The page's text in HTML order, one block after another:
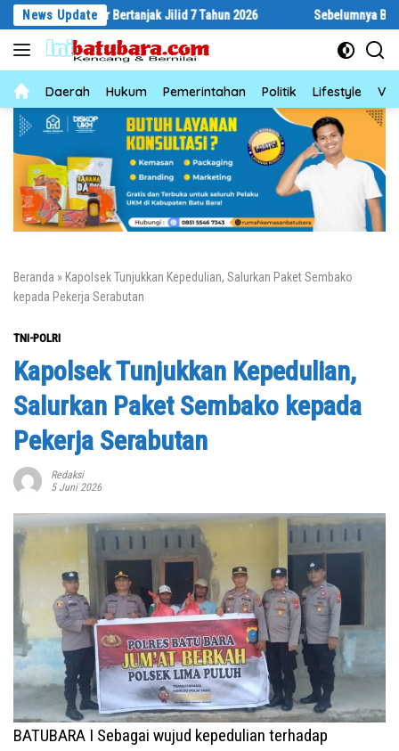
Langsung
konten
News Update
Gebyar Bertanjak Jilid 7 Tahun 2026 Sebelumnya Berlantaikan
NewsDaerah Hukum Pemerintahan Politik Lifestyle
Beranda » Kapolsek Tunjukkan Kepedulian, Salurkan Paket Sembako
kepada Pekerja Serabutan
TNI-POLRI
Kapolsek Tunjukkan Kepedulian,
Salurkan Paket Sembako kepada
Pekerja Serabutan
Redaksi
5 Juni 2026
BATUBARA I Sebagai wujud kepedulian terhadap